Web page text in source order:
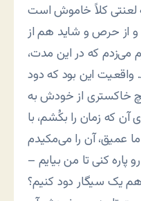
از حرص و شاید هم از
که در این مدت،
این بود که دود
خاکستری از خودش به
که زمان را بکُشم، با
– آقا جان چرا نمیای این مزخرف رو پاره کنی تا من بیایم
هم یک سیگار دود کنیم؟